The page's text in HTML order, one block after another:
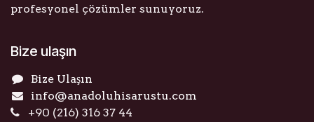
profesyonel çözümler sunuyoruz.
Bize ulaşın
Bize Ulaşın
info@anadoluhisarustu.com
+90 (216) 316 37 44